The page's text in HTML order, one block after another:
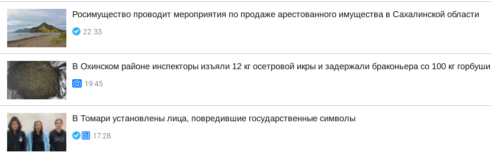
Росимущество проводит мероприятия по продаже арестованного имущества в Сахалинской области
22:33
В Охинском районе инспекторы изъяли 12 кг осетровой икры и задержали браконьера со 100 кг горбуши
19:45
В Томари установлены лица, повредившие государственные символы
17:28